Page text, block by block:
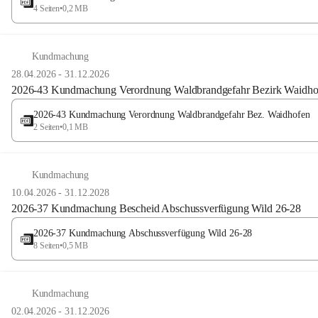
4 Seiten•0,2 MB
Kundmachung
28.04.2026-31.12.2026
2026-43 Kundmachung Verordnung Waldbrandgefahr Bezirk
2026-43 Kundmachung Verordnung Waldbrandgefahr Bez. Waidhofen
2 Seiten•0,1 MB
Kundmachung
10.04.2026-31.12.2028
2026-37 Kundmachung Bescheid Abschussverfügung Wild 26-28
2026-37 Kundmachung Abschussverfügung Wild 26-28
8 Seiten•0,5 MB
Kundmachung
02.04.2026-31.12.2026